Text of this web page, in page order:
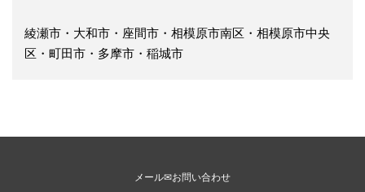
綾瀬市・大和市・座間市・相模原市南区・相模原市中央
区・町田市・多摩市・稲城市
メール✉お問い合わせ